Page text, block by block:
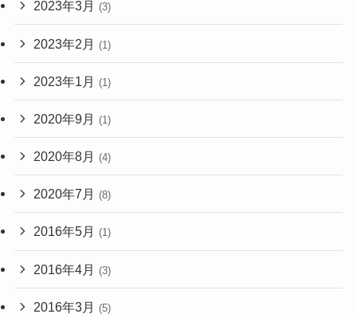
2023年3月 (3)
2023年2月 (1)
2023年1月 (1)
2020年9月 (1)
2020年8月 (4)
2020年7月 (8)
2016年5月 (1)
2016年4月 (3)
2016年3月 (5)